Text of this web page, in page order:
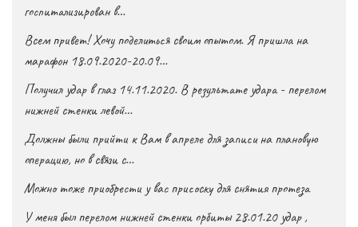
госпитализирован в…
Всем привет! Хочу поделиться своим опытом. Я пришла на
марафон 18.09.2020-20.09…
Получил удар в глаз 14.11.2020. В результате удара - перелом
нижней стенки левой…
Должны были прийти к Вам в апреле для записи на плановую
операцию, но в связи с…
Можно тоже приобрести у вас присоску для снятия протеза
У меня был перелом нижней стенки орбиты 28.01.20 удар ,